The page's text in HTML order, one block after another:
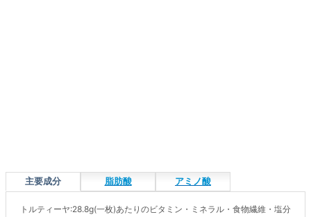
主要成分 脂肪酸 アミノ酸
トルティーヤ:28.8g(一枚)あたりのビタミン・ミネラル・食物繊維・塩分